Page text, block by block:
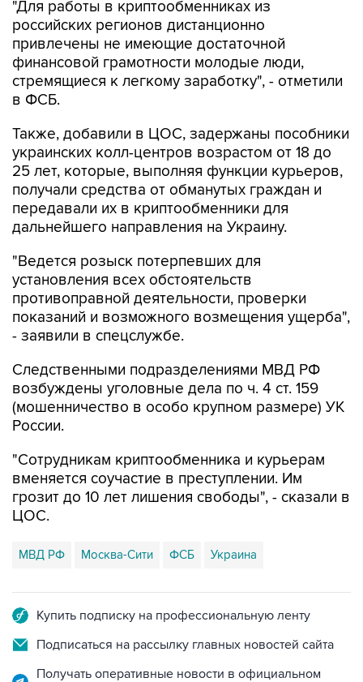
привлечены не имеющие достаточной
финансовой грамотности молодые люди,
стремящиеся к легкому заработку", - отметили
в ФСБ.
Также, добавили в ЦОС, задержаны пособники
25 лет, которые, выполняя функции курьеров,
получали средства от обманутых граждан и
передавали их в криптообменники для
дальнейшего направления на Украину.
"Ведется розыск потерпевших для
противоправной деятельности, проверки
показаний и возможного возмещения ущерба",
- заявили в спецслужбе.
Следственными подразделениями МВД РФ
(мошенничество в особо крупном размере) УК
России.
"Сотрудникам криптообменника и курьерам
грозит до 10 лет лишения свободы", - сказали в
ЦОС.
МВД РФ
Подписаться на рассылку главных новостей сайта
Получать оперативные новости в официальном